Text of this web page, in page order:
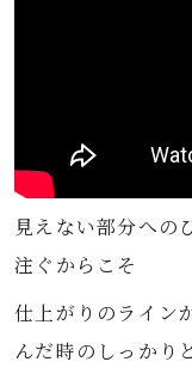
見えない部分への
注ぐからこそ
仕上がりのライン
んだ時のしっかり